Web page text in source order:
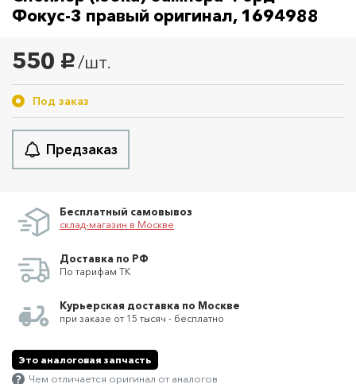
Фокус-3 правый оригинал, 1694988
550 руб. /шт.
Под заказ
Предзаказ
Бесплатный самовывоз
склад-магазин в Москве
Доставка по РФ
По тарифам ТК
Курьерская доставка по Москве
при заказе от 15 тысяч - бесплатно
Это аналоговая запчасть
Чем отличается оригинал от аналогов